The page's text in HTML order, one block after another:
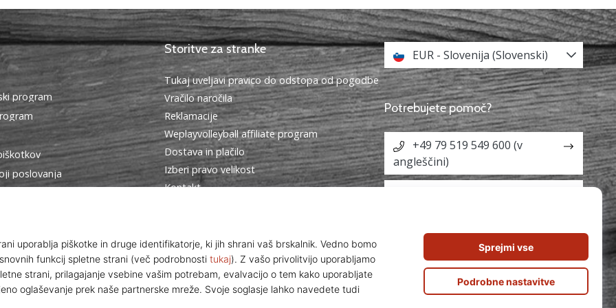
program
poslovanja
Storitve za stranke
Tukaj uveljavi pravico do odstopa od pogodbe
Vračilo naročila
Reklamacije
Weplayvolleyball affiliate program
Dostava in plačilo
Izberi pravo velikost
Kontakt
Program za ambasadorje
EUR - Slovenija (Slovenski)
Potrebujete pomoč?
+49 79 519 549 600 (v
angleščini)